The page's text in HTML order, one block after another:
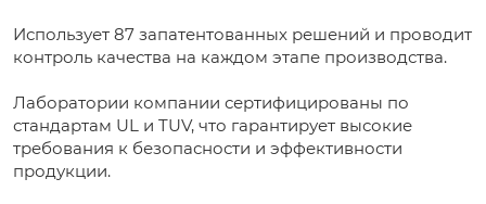
Использует 87 запатентованных решений и проводит
контроль качества на каждом этапе производства.
Лаборатории компании сертифицированы по
стандартам UL и TUV, что гарантирует высокие
требования к безопасности и эффективности
продукции.